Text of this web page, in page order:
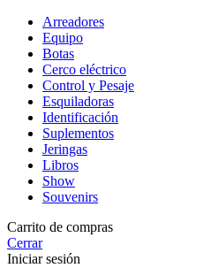
Arreadores
Equipo
Botas
Cerco eléctrico
Control y Pesaje
Esquiladoras
Identificación
Suplementos
Jeringas
Libros
Show
Souvenirs
Carrito de compras
Cerrar
Iniciar sesión